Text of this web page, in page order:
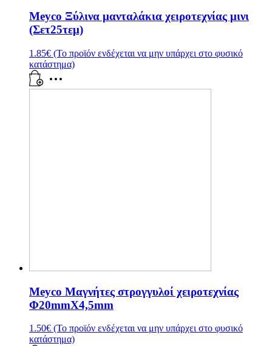
Meyco Ξύλινα μανταλάκια χειροτεχνίας μινι
(Σετ25τεμ)
1.85€ (Το προϊόν ενδέχεται να μην υπάρχει στο φυσικό
κατάστημα)
Meyco Μαγνήτες στρογγυλοί χειροτεχνίας
Φ20mmX4,5mm
1.50€ (Το προϊόν ενδέχεται να μην υπάρχει στο φυσικό
κατάστημα)